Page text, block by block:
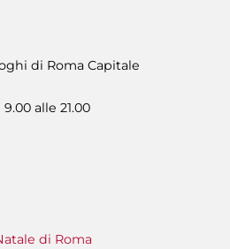
di Roma Capitale
alle 21.00
di Roma